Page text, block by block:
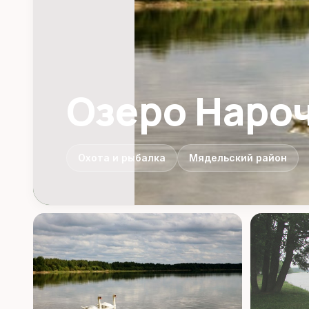
Озеро
Охота и рыбалка Мядельский район